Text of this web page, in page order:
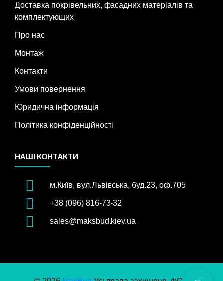
Доставка покрівельних, фасадних матеріалів та
комплектующих
Про нас
Монтаж
Контакти
Умови повернення
Юридична інформація
Політика конфіденційності
НАШІ КОНТАКТИ
м.Київ, вул.Львівська, буд.23, оф.705
+38 (096) 816-73-32
sales@maksbud.kiev.ua